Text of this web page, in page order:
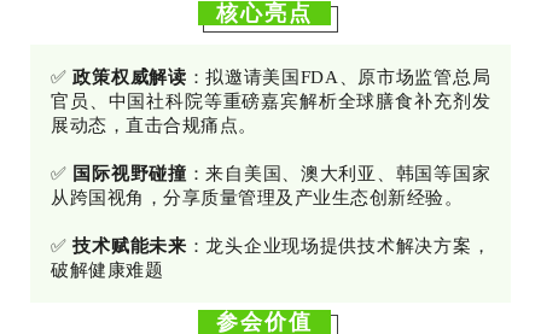
核心亮点
✅政策权威解读 ：拟邀请美国FDA、原市场监管总局
官员、中国社科院等重磅嘉宾解析全球膳食补充剂发
展动态，直击合规痛点。
✅ 国际视野碰撞 ：来自美国、澳大利亚、韩国等国家
从跨国视角，分享质量管理及产业生态创新经验。
✅技术赋能未来 ：龙头企业现场提供技术解决方案，
破解健康难题
参会价值